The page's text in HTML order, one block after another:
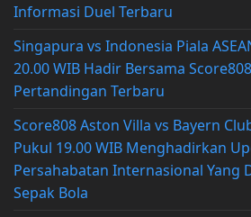
Informasi Duel Terbaru
Singapura vs Indonesia Piala
20.00 WIB Hadir Bersama
Pertandingan Terbaru
Score808 Aston Villa vs Bayern
Pukul 19.00 WIB Menghadirkan
Persahabatan Internasional Yang
Sepak Bola